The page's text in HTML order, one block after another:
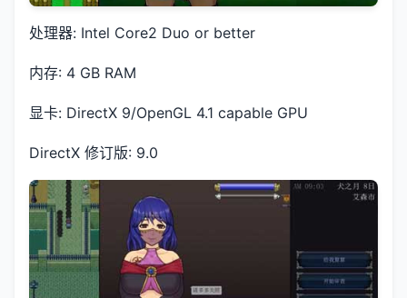
处理器: Intel Core2 Duo or better
内存: 4 GB RAM
显卡: DirectX 9/OpenGL 4.1 capable GPU
DirectX 修订版: 9.0